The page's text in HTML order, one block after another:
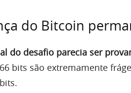
do Bitcoin
do desafio parecia ser
bits são extremamente